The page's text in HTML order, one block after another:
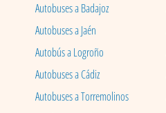
Autobuses a Badajoz
Autobuses a Jaén
Autobús a Logroño
Autobuses a Cádiz
Autobuses a Torremolinos